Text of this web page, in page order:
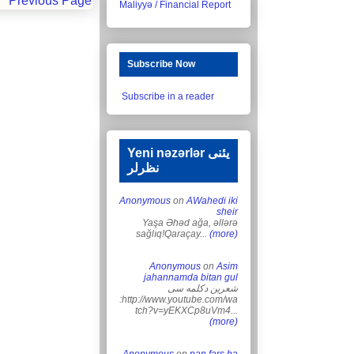
Maliyyə / Financial Report
Subscribe Now
Subscribe in a reader
Yeni nəzərlər یئنی
نظرلر
Anonymous onAWahedi iki
sheir
Yaşa Əhəd ağa, əllərə
sağlıq!Qaraçay... (more)
Anonymous onAsim
jahannamda bitan gul
شعرین دکلمه سی
:http://www.youtube.com/wa
tch?v=yEKXCp8uVm4...
(more)